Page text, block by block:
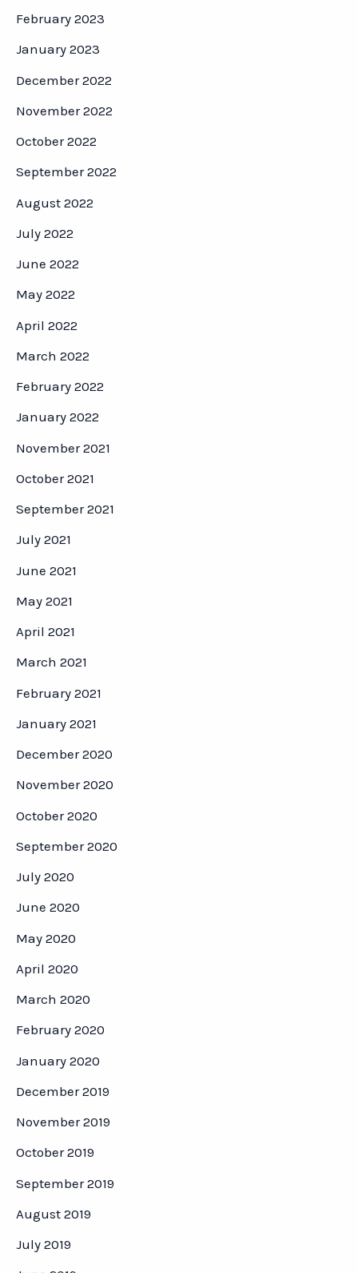
February 2023
January 2023
December 2022
November 2022
October 2022
September 2022
August 2022
July 2022
June 2022
May 2022
April 2022
March 2022
February 2022
January 2022
November 2021
October 2021
September 2021
July 2021
June 2021
May 2021
April 2021
March 2021
February 2021
January 2021
December 2020
November 2020
October 2020
September 2020
July 2020
June 2020
May 2020
April 2020
March 2020
February 2020
January 2020
December 2019
November 2019
October 2019
September 2019
August 2019
July 2019